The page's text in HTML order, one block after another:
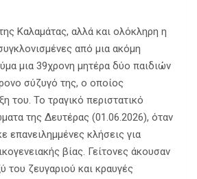
Καλαμάτας, αλλά και ολόκληρη η
από μια ακόμη
μια 39χρονη μητέρα δύο παιδιών
σύζυγό της, ο οποίος
του. Το τραγικό περιστατικό
της Δευτέρας (01.06.2026), όταν
επανειλημμένες κλήσεις για
βίας. Γείτονες άκουσαν
του ζευγαριού και κραυγές